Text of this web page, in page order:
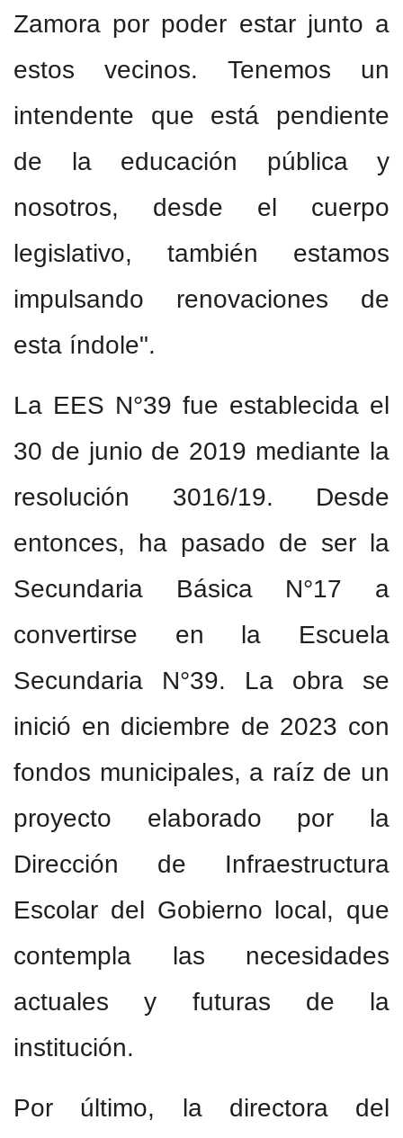
Zamora por poder estar junto a
estos vecinos. Tenemos un
intendente que está pendiente
de la educación pública y
nosotros, desde el cuerpo
legislativo, también estamos
impulsando renovaciones de
esta índole".
La EES N°39 fue establecida el
30 de junio de 2019 mediante la
resolución 3016/19. Desde
entonces, ha pasado de ser la
Secundaria Básica N°17 a
convertirse en la Escuela
Secundaria N°39. La obra se
inició en diciembre de 2023 con
fondos municipales, a raíz de un
proyecto elaborado por la
Dirección de Infraestructura
Escolar del Gobierno local, que
contempla las necesidades
actuales y futuras de la
institución.
Por último, la directora del